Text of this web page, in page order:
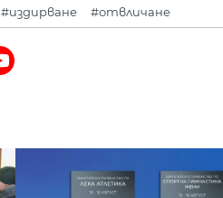
#издирване #отвличане